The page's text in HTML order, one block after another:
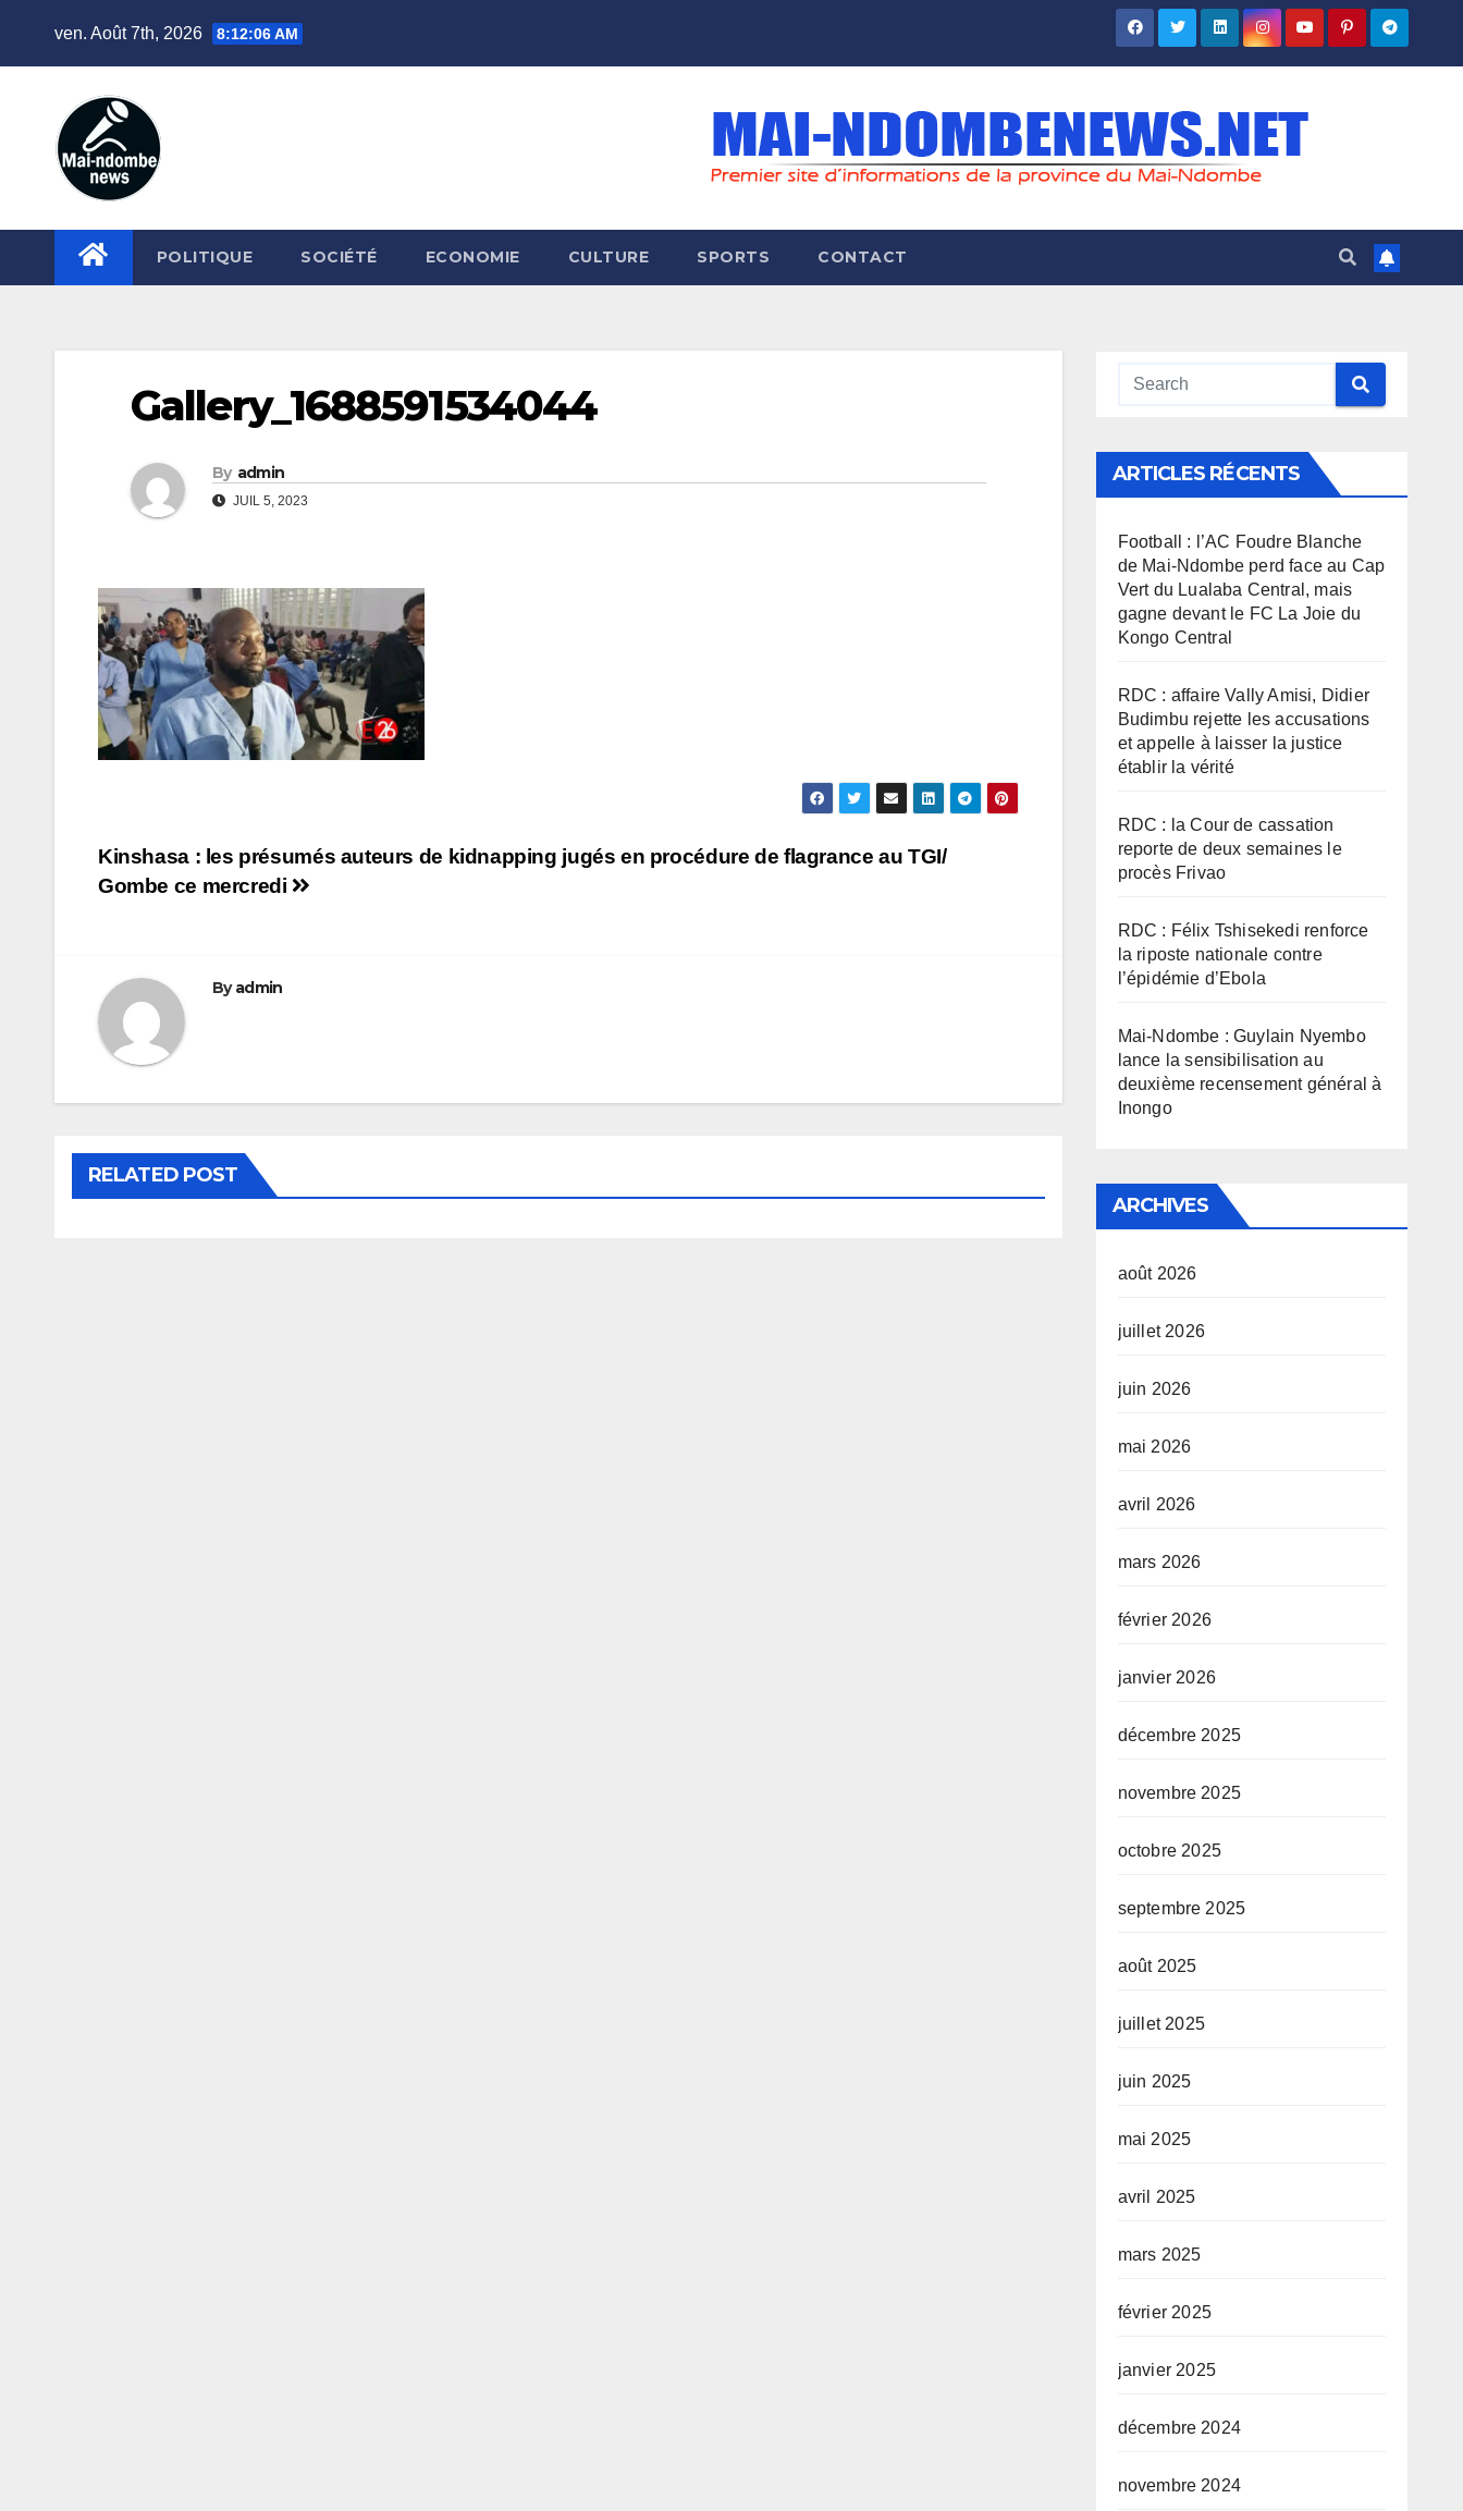
ven. Août 7th, 2026 8:12:06 AM
POLITIQUE SOCIÉTÉ ECONOMIE CULTURE SPORTS CONTACT
Gallery_1688591534044
By admin
JUIL 5, 2023
Navigation
Kinshasa : les présumés auteurs de kidnapping jugés en procédure de flagrance au TGI/
Gombe ce mercredi
Byadmin
RELATED POST
ARTICLES RÉCENTS
Football : l’AC Foudre Blanche
de Mai-Ndombe perd face au Cap
Vert du Lualaba Central, mais
gagne devant le FC La Joie du
Kongo Central
RDC : affaire Vally Amisi, Didier
Budimbu rejette les accusations
et appelle à laisser la justice
établir la vérité
RDC : la Cour de cassation
reporte de deux semaines le
procès Frivao
RDC : Félix Tshisekedi renforce
la riposte nationale contre
l’épidémie d’Ebola
Mai-Ndombe : Guylain Nyembo
lance la sensibilisation au
deuxième recensement général à
Inongo
ARCHIVES
août 2026
juillet 2026
juin 2026
mai 2026
avril 2026
mars 2026
février 2026
janvier 2026
décembre 2025
novembre 2025
octobre 2025
septembre 2025
août 2025
juillet 2025
juin 2025
mai 2025
avril 2025
mars 2025
février 2025
janvier 2025
décembre 2024
novembre 2024